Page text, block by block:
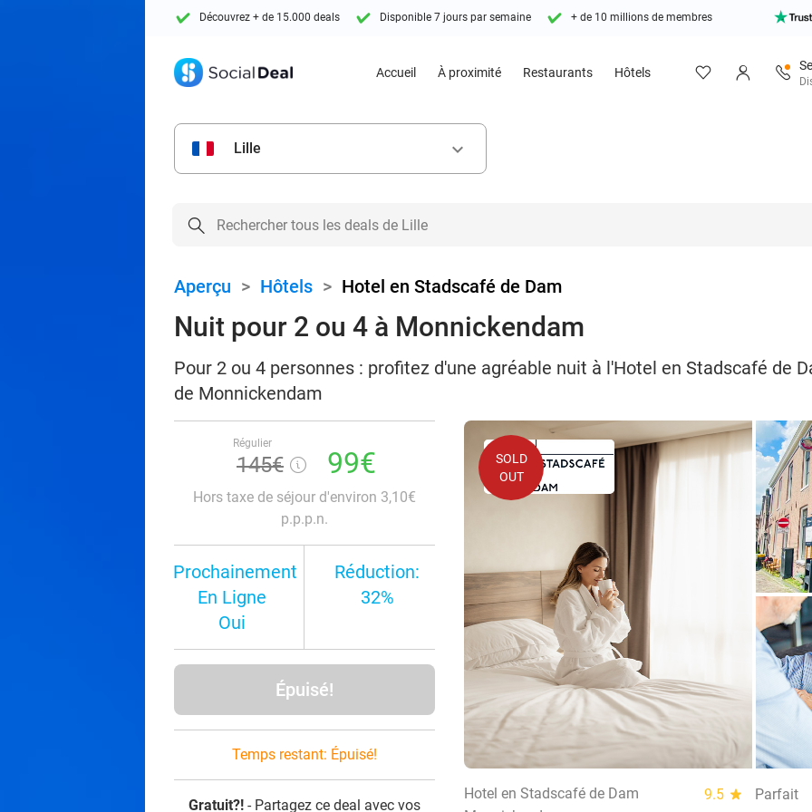
Découvrez + de 15.000 deals Disponible 7 jours par semaine + de 10 millions de membres
Accueil À proximité Restaurants Hôtels
Lille keyboard_arrow_down
Aperçu > Hôtels > Hotel en Stadscafé de Dam
Nuit pour 2 ou 4 à Monnickendam
Pour 2 ou 4 personnes : profitez d'une agréable nuit à l'Hotel en Stadscafé de
de Monnickendam
Régulier
145€ 99€
Hors taxe de séjour d'environ 3,10€
p.p.p.n.
Prochainement
En Ligne
Oui
Réduction:
32%
Épuisé!
Temps restant: Épuisé!
Gratuit?! - Partagez ce deal avec vos
SOLD
OUT
Hotel en Stadscafé de Dam 9.5 star
Parfait